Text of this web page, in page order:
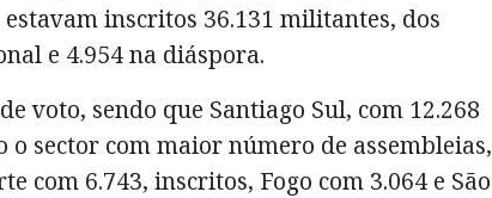
inscritos 36.131 militantes, dos
e 4.954 na diáspora.
voto, sendo que Santiago Sul, com 12.268
o sector com maior número de assembleias,
com 6.743, inscritos, Fogo com 3.064 e São